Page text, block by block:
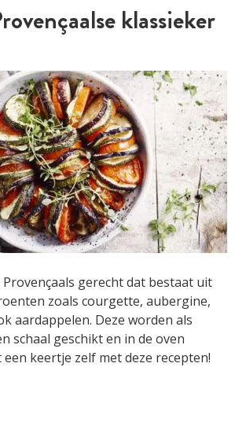
klassieker
gerecht dat bestaat uit
zoals courgette, aubergine,
aardappelen. Deze worden als
schaal geschikt en in de oven
keertje zelf met deze recepten!